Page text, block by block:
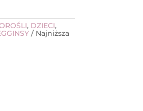
, DZIECI,
Najniższa